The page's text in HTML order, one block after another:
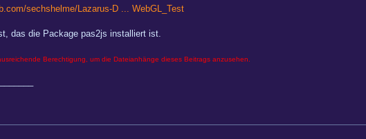
sechshelme/Lazarus-D ... WebGL_Test
das die Package pas2js installiert ist.
Berechtigung, um die Dateianhänge dieses Beitrags anzusehen.